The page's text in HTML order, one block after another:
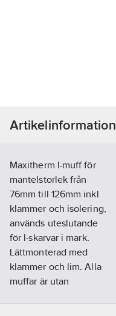
Artikelinformation
Maxitherm I-muff för
mantelstorlek från
76mm till 126mm inkl
klammer och isolering,
används uteslutande
för I-skarvar i mark.
Lättmonterad med
klammer och lim. Alla
muffar är utan